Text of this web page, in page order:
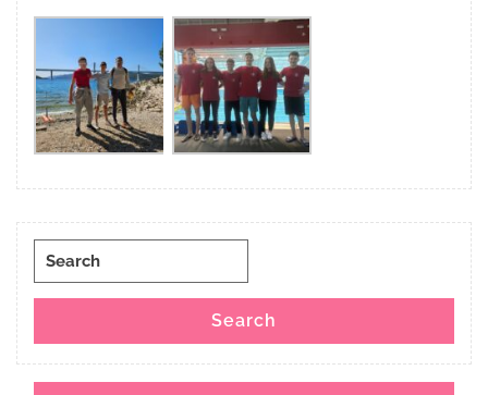
Search
for:
Search